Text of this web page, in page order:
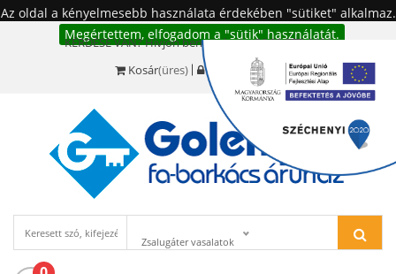
Az oldal a kényelmesebb használata érdekében "sütiket" alkalmaz.
Megértettem, elfogadom a "sütik" használatát.
KÉRDÉSE VAN? Hívjon bennünket!:+36 20 977-6494
Kosár(üres) Bejelentkezés
Zsalugáter vasalatok